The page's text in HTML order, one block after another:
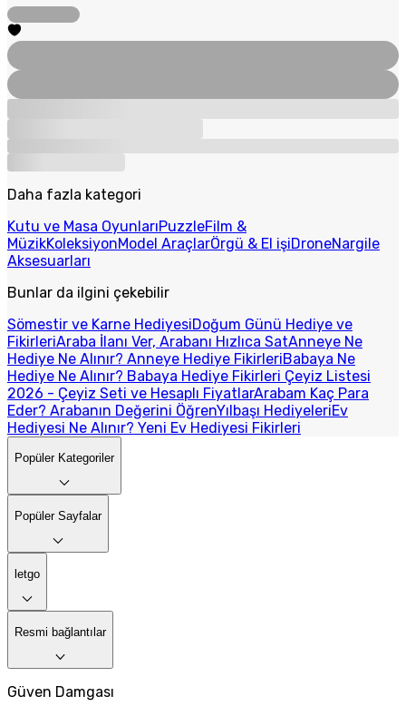
Daha fazla kategori
Kutu ve Masa OyunlarıPuzzleFilm &
MüzikKoleksiyonModel AraçlarÖrgü & El işiDroneNargile
Aksesuarları
Bunlar da ilgini çekebilir
Sömestir ve Karne HediyesiDoğum Günü Hediye ve
FikirleriAraba İlanı Ver, Arabanı Hızlıca SatAnneye Ne
Hediye Ne Alınır? Anneye Hediye FikirleriBabaya Ne
Hediye Ne Alınır? Babaya Hediye Fikirleri Çeyiz Listesi
2026 - Çeyiz Seti ve Hesaplı FiyatlarArabam Kaç Para
Eder? Arabanın Değerini ÖğrenYılbaşı HediyeleriEv
Hediyesi Ne Alınır? Yeni Ev Hediyesi Fikirleri
Popüler Kategoriler
Popüler Sayfalar
letgo
Resmi bağlantılar
Güven Damgası